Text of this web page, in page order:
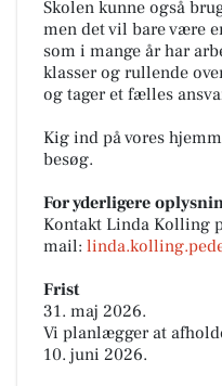
Skolen kunne også
men det vil bare være
som i mange år har
klasser og rullende
og tager et fælles
Kig ind på vores
besøg.
For yderligere
Kontakt Linda Kolling
mail:
Frist
31. maj 2026.
Vi planlægger at
10. juni 2026.